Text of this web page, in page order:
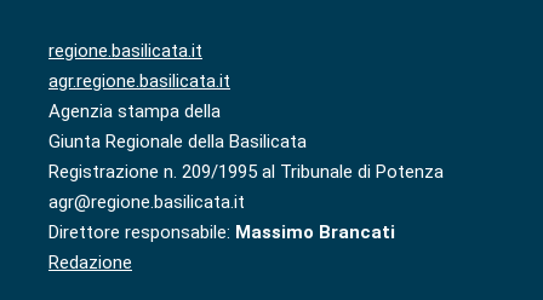
regione.basilicata.it
agr.regione.basilicata.it
Agenzia stampa della
Giunta Regionale della Basilicata
Registrazione n. 209/1995 al Tribunale di Potenza
agr@regione.basilicata.it
Direttore responsabile: Massimo Brancati
Redazione